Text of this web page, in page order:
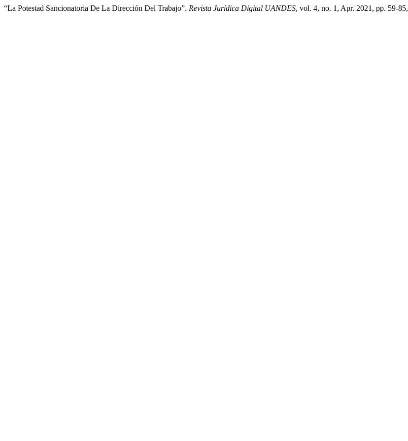
“La Potestad Sancionatoria De La Dirección Del Trabajo”. Revista Jurídica Digital UANDES, vol. 4, no. 1, Apr. 2021, pp. 59-85,